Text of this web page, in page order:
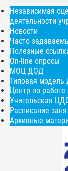
Независимая
деятельности
Новости
Часто
Полезные
On-line опросы
МОЦ ДОД
Типовая
Центр по
Учительская
Расписание
Архивные